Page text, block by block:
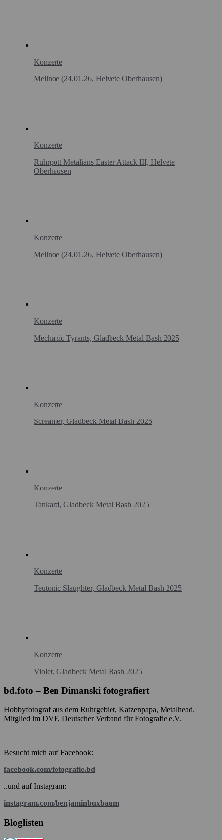
Konzerte
Melinoe (24.01.26, Helvete Oberhausen)
Konzerte
Ruhrpott Metalians Easter Attack III, Helvete
Oberhausen
Konzerte
Melinoe (24.01.26, Helvete Oberhausen)
Konzerte
Mechanic Tyrants, Gladbeck Metal Bash 2025
Konzerte
Screamer, Gladbeck Metal Bash 2025
Konzerte
Tankard, Gladbeck Metal Bash 2025
Konzerte
Teutonic Slaughter, Gladbeck Metal Bash 2025
Konzerte
Violet, Gladbeck Metal Bash 2025
bd.foto – Ben Dimanski fotografiert
Hobbyfotograf aus dem Ruhrgebiet, Katzenpapa, Metalhead.
Mitglied im DVF, Deutscher Verband für Fotografie e.V.
Besucht mich auf Facebook:
facebook.com/fotografie.bd
..und auf Instagram:
instagram.com/benjaminbuxbaum
Bloglisten